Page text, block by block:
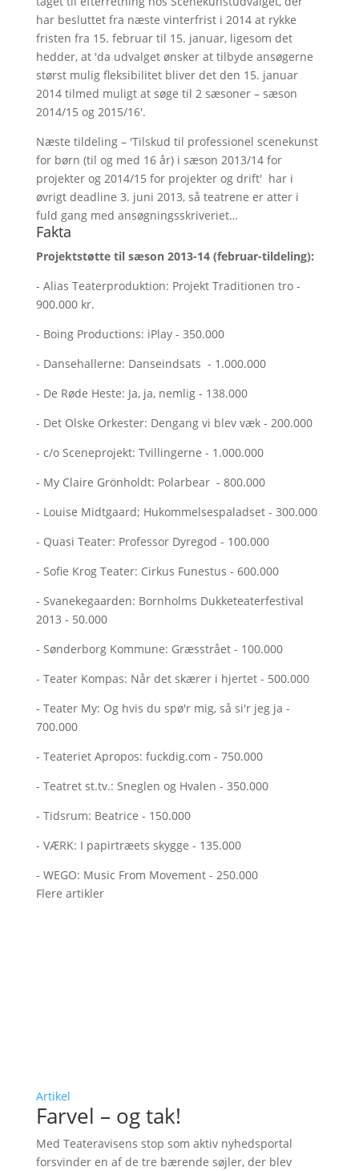
har besluttet fra næste vinterfrist i 2014 at rykke
fristen fra 15. februar til 15. januar, ligesom det
hedder, at 'da udvalget ønsker at tilbyde ansøgerne
størst mulig fleksibilitet bliver det den 15. januar
2014 tilmed muligt at søge til 2 sæsoner – sæson
2014/15 og 2015/16'.
Næste tildeling – 'Tilskud til professionel scenekunst
for børn (til og med 16 år) i sæson 2013/14 for
projekter og 2014/15 for projekter og drift' har i
øvrigt deadline 3. juni 2013, så teatrene er atter i
fuld gang med ansøgningsskriveriet…
Fakta
Projektstøtte til sæson 2013-14 (februar-tildeling):
- Alias Teaterproduktion: Projekt Traditionen tro -
900.000 kr.
- Boing Productions: iPlay - 350.000
- Dansehallerne: Danseindsats - 1.000.000
- De Røde Heste: Ja, ja, nemlig - 138.000
- Det Olske Orkester: Dengang vi blev væk - 200.000
- c/o Sceneprojekt: Tvillingerne - 1.000.000
- My Claire Grönholdt: Polarbear - 800.000
- Louise Midtgaard; Hukommelsespaladset - 300.000
- Quasi Teater: Professor Dyregod - 100.000
- Sofie Krog Teater: Cirkus Funestus - 600.000
- Svanekegaarden: Bornholms Dukketeaterfestival
2013 - 50.000
- Sønderborg Kommune: Græsstrået - 100.000
- Teater Kompas: Når det skærer i hjertet - 500.000
- Teater My: Og hvis du spø'r mig, så si'r jeg ja -
700.000
- Teateriet Apropos: fuckdig.com - 750.000
- Teatret st.tv.: Sneglen og Hvalen - 350.000
- Tidsrum: Beatrice - 150.000
- VÆRK: I papirtræets skygge - 135.000
- WEGO: Music From Movement - 250.000
Flere artikler
Artikel
Farvel – og tak!
Med Teateravisens stop som aktiv nyhedsportal
forsvinder en af de tre bærende søjler, der blev